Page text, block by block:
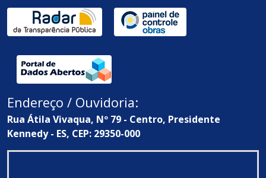
Endereço / Ouvidoria:
Rua Átila Vivaqua, Nº 79 - Centro, Presidente
Kennedy - ES, CEP: 29350-000